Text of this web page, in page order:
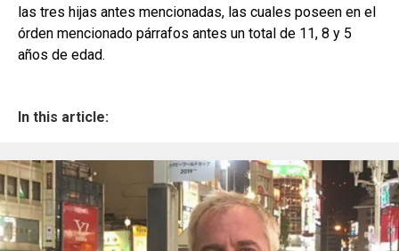
las tres hijas antes mencionadas, las cuales poseen en el
órden mencionado párrafos antes un total de 11, 8 y 5
años de edad.
In this article: